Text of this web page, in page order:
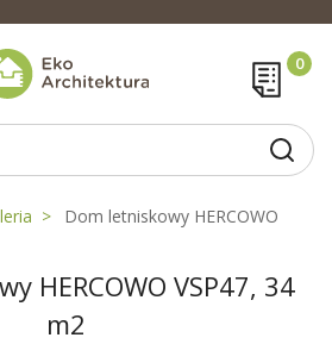
Dom letniskowy HERCOWO
HERCOWO VSP47, 34
m2